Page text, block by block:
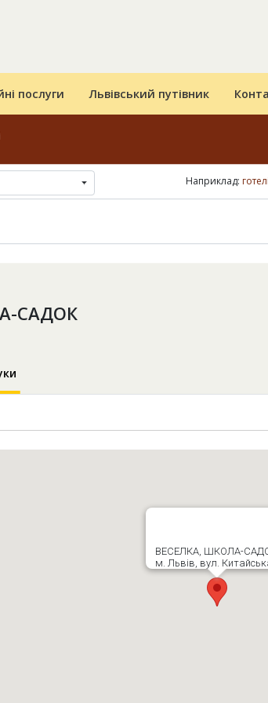
послуги Львівський путівник
Наприклад: готелі
САДОК
ВЕСЕЛКА, ШКОЛА-
м. Львів, вул.